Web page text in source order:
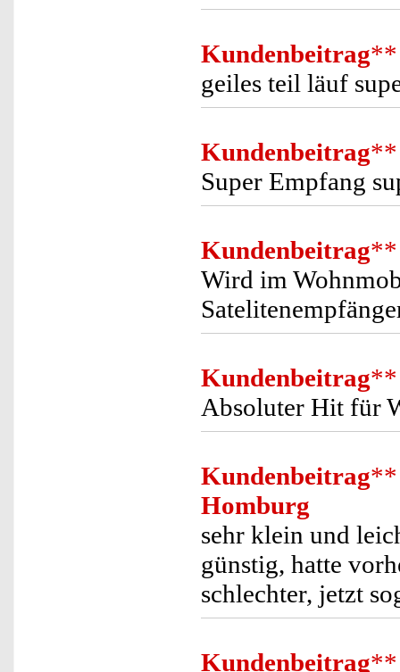
Kundenbeitrag**
geiles teil läuf
Kundenbeitrag**
Super Empfang
Kundenbeitrag**
Wird im
Kundenbeitrag**
Absoluter Hit für
Kundenbeitrag**
Homburg
sehr klein und
günstig, hatte
schlechter, jetzt
Kundenbeitrag**